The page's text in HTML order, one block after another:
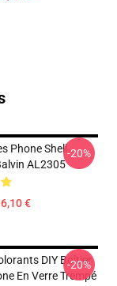
Phone Shell
AL2305
€
-20%
DIY Boîtier
En Verre Trempé
-20%